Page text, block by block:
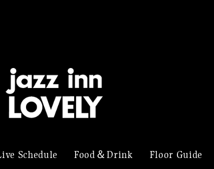
Schedule Food＆Drink Floor Guide